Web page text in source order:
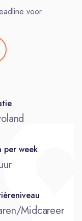
voor
per week
Midcareer